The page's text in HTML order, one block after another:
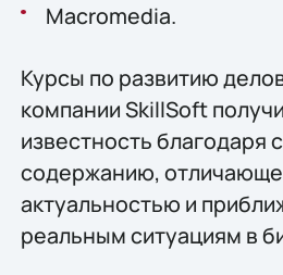
Macromedia.
Курсы по развитию
компании SkillSoft
известность благодаря
содержанию,
актуальностью и
реальным ситуациям в